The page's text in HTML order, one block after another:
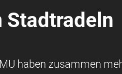
Stadtradeln
haben zusammen